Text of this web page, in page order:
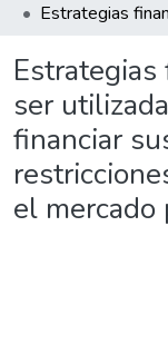
ser
financiar
el mercado